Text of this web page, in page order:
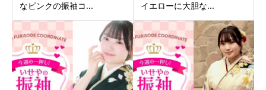
なピンクの振袖コ...
イエローに大胆な...